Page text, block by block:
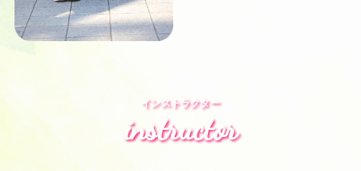
instructor
インストラクター